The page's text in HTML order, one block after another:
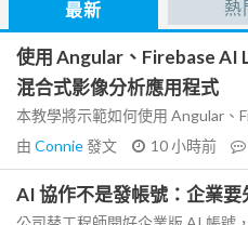
最新 熱
使用 Angular、Firebase AI
混合式影像分析應用程式
本教學將示範如何使用 Angular、
由 Connie發文 10 小時前
AI 協作不是發帳號：企業